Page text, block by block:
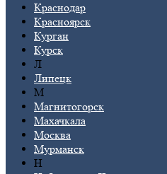
Краснодар
Красноярск
Курган
Курск
Л
Липецк
М
Магнитогорск
Махачкала
Москва
Мурманск
Н